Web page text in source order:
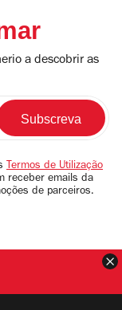
marcam a
a descobrir as
Termos de Utilização
receber emails da
de parceiros.